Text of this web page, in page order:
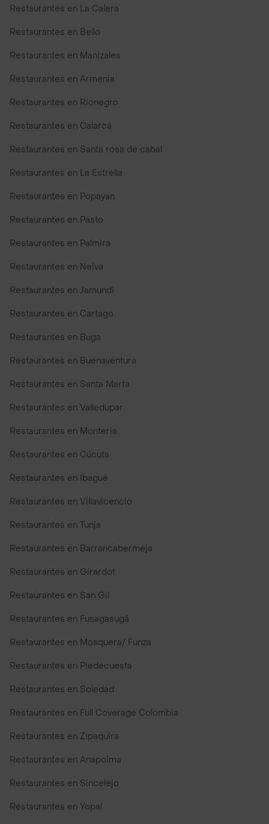
Restaurantes en La Calera
Restaurantes en Bello
Restaurantes en Manizales
Restaurantes en Armenia
Restaurantes en Rionegro
Restaurantes en Calarcá
Restaurantes en Santa rosa de cabal
Restaurantes en La Estrella
Restaurantes en Popayan
Restaurantes en Pasto
Restaurantes en Palmira
Restaurantes en Neiva
Restaurantes en Jamundi
Restaurantes en Cartago
Restaurantes en Buga
Restaurantes en Buenaventura
Restaurantes en Santa Marta
Restaurantes en Valledupar
Restaurantes en Monteria
Restaurantes en Cúcuta
Restaurantes en Ibagué
Restaurantes en Villavicencio
Restaurantes en Tunja
Restaurantes en Barrancabermeja
Restaurantes en Girardot
Restaurantes en San Gil
Restaurantes en Fusagasugá
Restaurantes en Mosquera/ Funza
Restaurantes en Piedecuesta
Restaurantes en Soledad
Restaurantes en Full Coverage Colombia
Restaurantes en Zipaquira
Restaurantes en Anapoima
Restaurantes en Sincelejo
Restaurantes en Yopal